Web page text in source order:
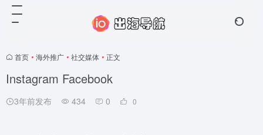
首页 • 海外推广 • 社交媒体 • 正文
Instagram Facebook
3年前发布 434 0 0